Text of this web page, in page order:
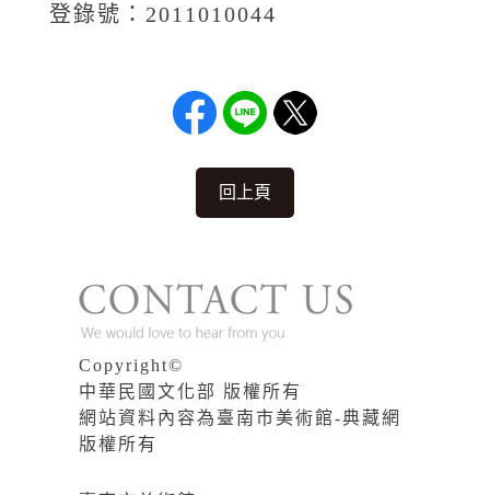
登錄號：2011010044
回上頁
Copyright©
中華民國文化部 版權所有
網站資料內容為臺南市美術館-典藏網
版權所有